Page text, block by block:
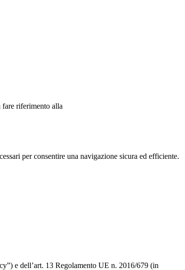
riferimento alla
per consentire una navigazione sicura ed efficiente.
e dell’art. 13 Regolamento UE n. 2016/679 (in